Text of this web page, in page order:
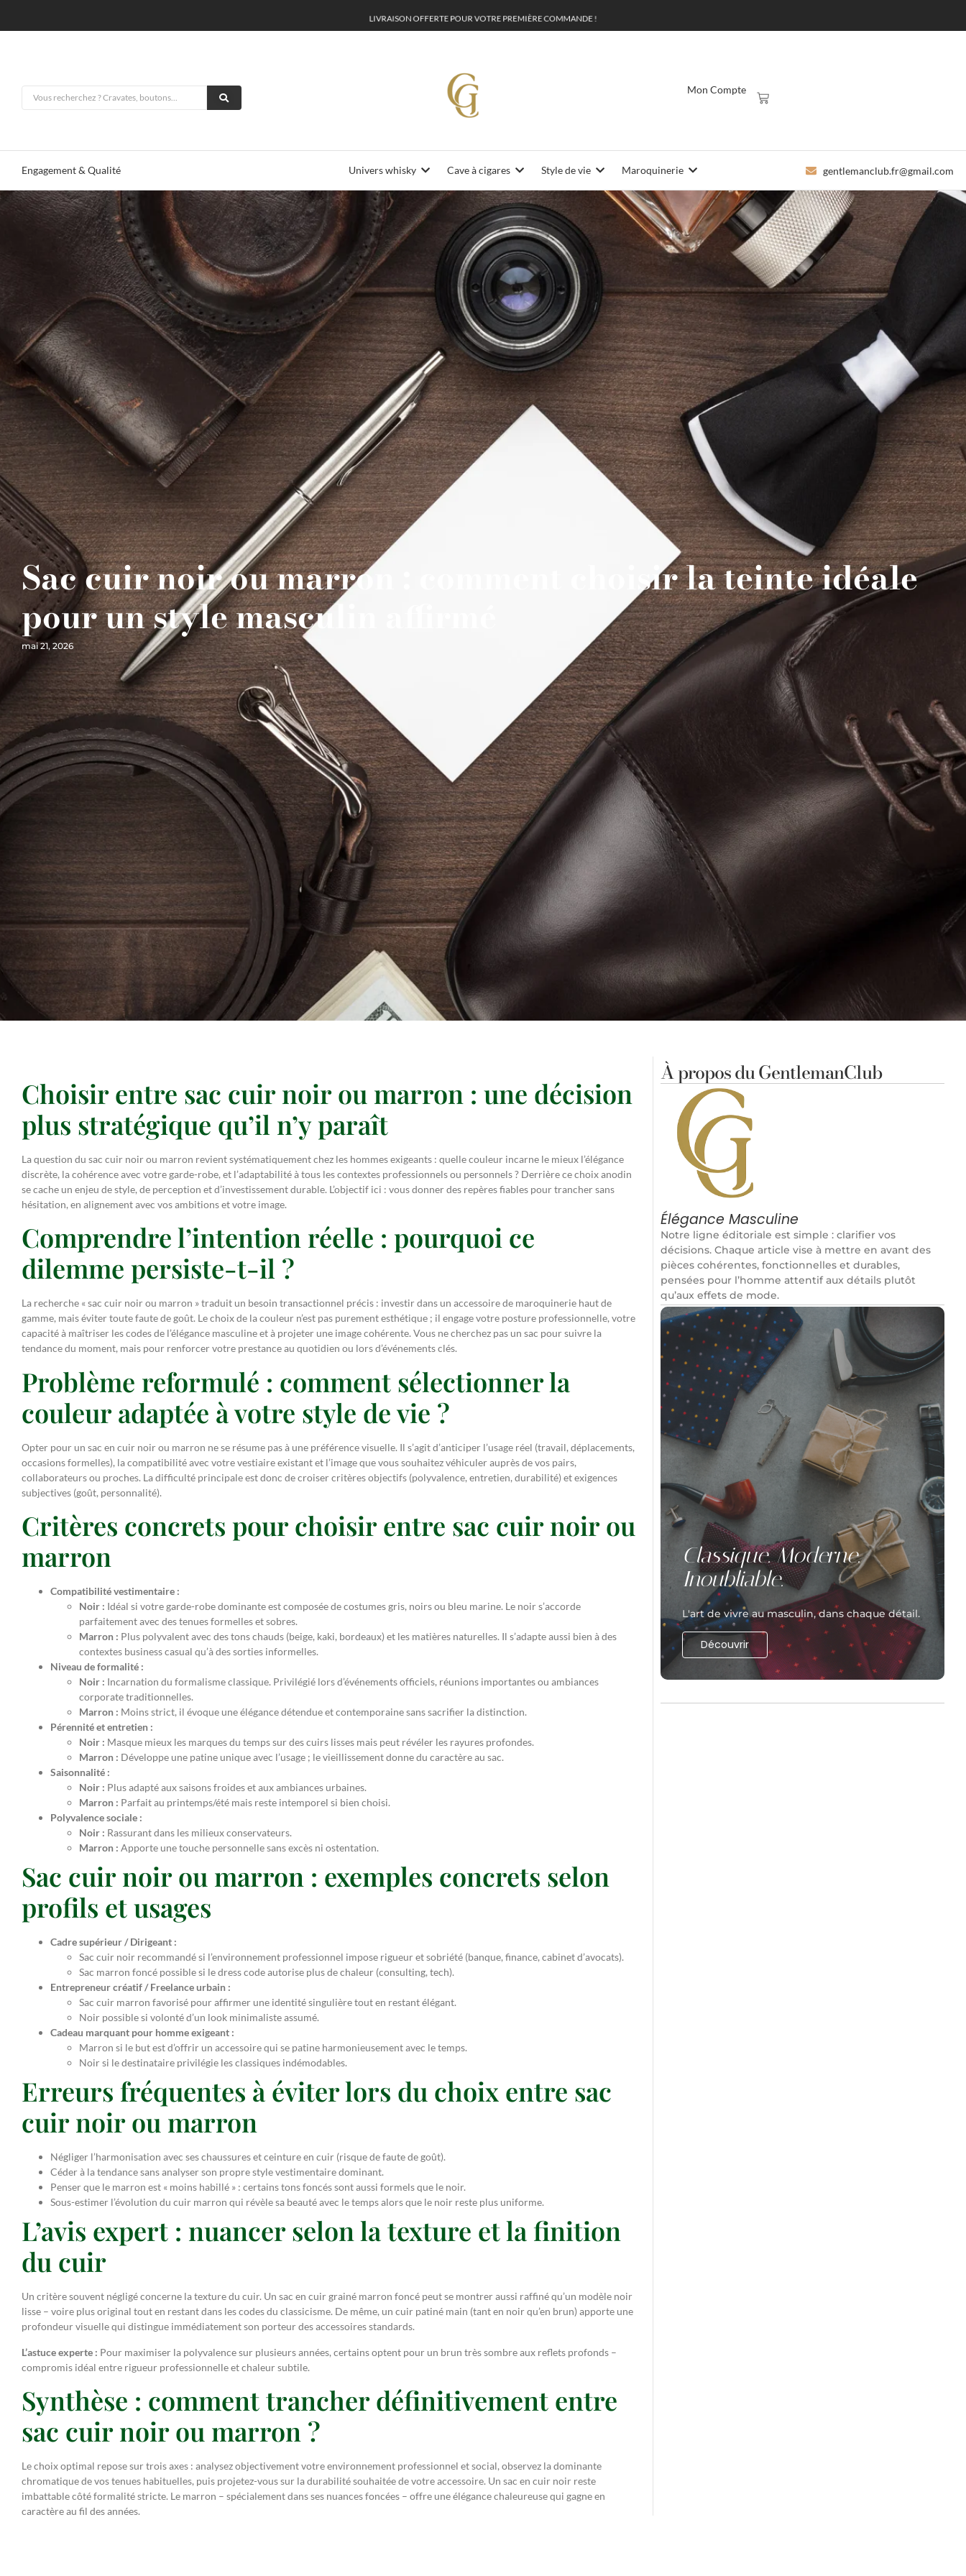
VRAISONOFFERTE OUR VOTRE PREMIÈRECOMMANDE
Mon Compte
Engagement & Qualité Univers whisky Cave à cigares Style de vie Maroquinerie gentlemanclub.fr@gmail.com
Sac cuir noir ou marron : comment choisir la teinte idéale
pour un style masculin affirmé
mai 21, 2026
Choisir entre sac cuir noir ou marron : une décision
plus stratégique qu’il n’y paraît
La question du sac cuir noir ou marron revient systématiquement chez les hommes exigeants : quelle couleur incarne le mieux l’élégance
discrète, la cohérence avec votre garde-robe, et l’adaptabilité à tous les contextes professionnels ou personnels ? Derrière ce choix anodin
se cache un enjeu de style, de perception et d’investissement durable. L’objectif ici : vous donner des repères fiables pour trancher sans
hésitation, en alignement avec vos ambitions et votre image.
Comprendre l’intention réelle : pourquoi ce
dilemme persiste-t-il ?
La recherche « sac cuir noir ou marron » traduit un besoin transactionnel précis : investir dans un accessoire de maroquinerie haut de
gamme, mais éviter toute faute de goût. Le choix de la couleur n’est pas purement esthétique ; il engage votre posture professionnelle, votre
capacité à maîtriser les codes de l’élégance masculine et à projeter une image cohérente. Vous ne cherchez pas un sac pour suivre la
tendance du moment, mais pour renforcer votre prestance au quotidien ou lors d’événements clés.
Problème reformulé : comment sélectionner la
couleur adaptée à votre style de vie ?
Opter pour un sac en cuir noir ou marron ne se résume pas à une préférence visuelle. Il s’agit d’anticiper l’usage réel (travail, déplacements,
occasions formelles), la compatibilité avec votre vestiaire existant et l’image que vous souhaitez véhiculer auprès de vos pairs,
collaborateurs ou proches. La difficulté principale est donc de croiser critères objectifs (polyvalence, entretien, durabilité) et exigences
subjectives (goût, personnalité).
Critères concrets pour choisir entre sac cuir noir ou
marron
Compatibilité vestimentaire :
Noir : Idéal si votre garde-robe dominante est composée de costumes gris, noirs ou bleu marine. Le noir s’accorde
parfaitement avec des tenues formelles et sobres.
Marron : Plus polyvalent avec des tons chauds (beige, kaki, bordeaux) et les matières naturelles. Il s’adapte aussi bien à des
contextes business casual qu’à des sorties informelles.
Niveau de formalité :
Noir : Incarnation du formalisme classique. Privilégié lors d’événements officiels, réunions importantes ou ambiances
corporate traditionnelles.
Marron : Moins strict, il évoque une élégance détendue et contemporaine sans sacrifier la distinction.
Pérennité et entretien :
Noir : Masque mieux les marques du temps sur des cuirs lisses mais peut révéler les rayures profondes.
Marron : Développe une patine unique avec l’usage ; le vieillissement donne du caractère au sac.
Saisonnalité :
Noir : Plus adapté aux saisons froides et aux ambiances urbaines.
Marron : Parfait au printemps/été mais reste intemporel si bien choisi.
Polyvalence sociale :
Noir : Rassurant dans les milieux conservateurs.
Marron : Apporte une touche personnelle sans excès ni ostentation.
Sac cuir noir ou marron : exemples concrets selon
profils et usages
Cadre supérieur / Dirigeant :
Sac cuir noir recommandé si l’environnement professionnel impose rigueur et sobriété (banque, finance, cabinet d’avocats).
Sac marron foncé possible si le dress code autorise plus de chaleur (consulting, tech).
Entrepreneur créatif / Freelance urbain :
Sac cuir marron favorisé pour affirmer une identité singulière tout en restant élégant.
Noir possible si volonté d’un look minimaliste assumé.
Cadeau marquant pour homme exigeant :
Marron si le but est d’offrir un accessoire qui se patine harmonieusement avec le temps.
Noir si le destinataire privilégie les classiques indémodables.
Erreurs fréquentes à éviter lors du choix entre sac
cuir noir ou marron
Négliger l’harmonisation avec ses chaussures et ceinture en cuir (risque de faute de goût).
Céder à la tendance sans analyser son propre style vestimentaire dominant.
Penser que le marron est « moins habillé » : certains tons foncés sont aussi formels que le noir.
Sous-estimer l’évolution du cuir marron qui révèle sa beauté avec le temps alors que le noir reste plus uniforme.
L’avis expert : nuancer selon la texture et la finition
du cuir
Un critère souvent négligé concerne la texture du cuir. Un sac en cuir grainé marron foncé peut se montrer aussi raffiné qu’un modèle noir
lisse – voire plus original tout en restant dans les codes du classicisme. De même, un cuir patiné main (tant en noir qu’en brun) apporte une
profondeur visuelle qui distingue immédiatement son porteur des accessoires standards.
L’astuce experte : Pour maximiser la polyvalence sur plusieurs années, certains optent pour un brun très sombre aux reflets profonds –
compromis idéal entre rigueur professionnelle et chaleur subtile.
Synthèse : comment trancher définitivement entre
sac cuir noir ou marron ?
Le choix optimal repose sur trois axes : analysez objectivement votre environnement professionnel et social, observez la dominante
chromatique de vos tenues habituelles, puis projetez-vous sur la durabilité souhaitée de votre accessoire. Un sac en cuir noir reste
imbattable côté formalité stricte. Le marron – spécialement dans ses nuances foncées – offre une élégance chaleureuse qui gagne en
caractère au fil des années.
À propos du GentlemanClub
Élégance Masculine
Notre ligne éditoriale est simple : clarifier vos
décisions. Chaque article vise à mettre en avant des
pièces cohérentes, fonctionnelles et durables,
pensées pour l’homme attentif aux détails plutôt
qu’aux effets de mode.
Classique. Moderne.
Inoubliable.
L'art de vivre au masculin, dans chaque détail.
Découvrir